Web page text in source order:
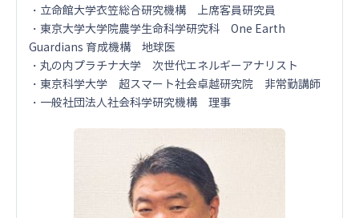
・立命館大学衣笠総合研究機構 上席客員研究員
・東京大学大学院農学生命科学研究科 One Earth
Guardians 育成機構 地球医
・丸の内プラチナ大学 次世代エネルギーアナリスト
・東京科学大学 超スマート社会卓越研究院 非常勤講師
・一般社団法人社会科学研究機構 理事